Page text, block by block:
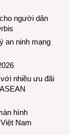
người dân
an ninh mạng
nhiều ưu đãi
hình
Nam